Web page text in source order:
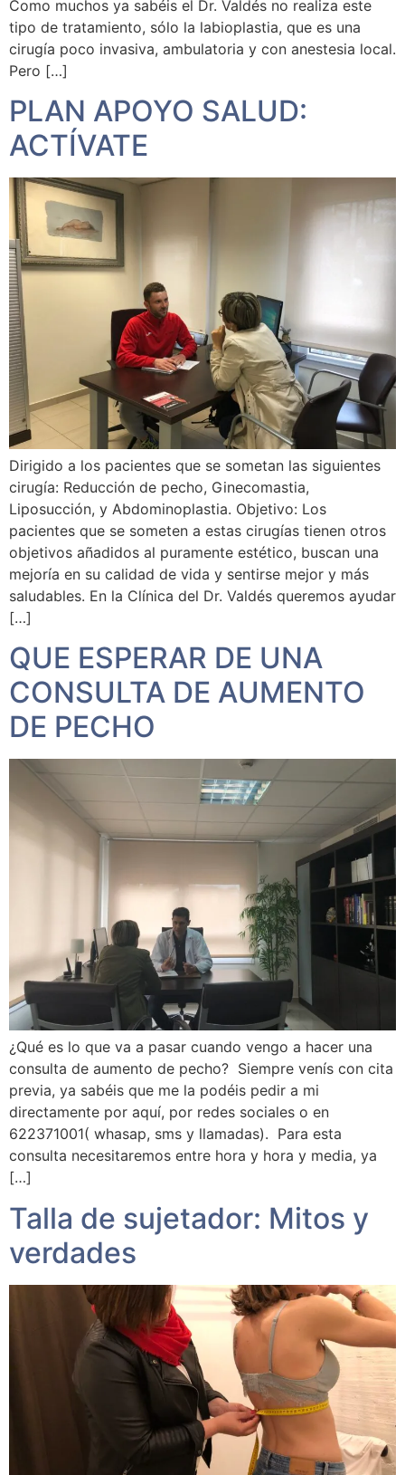
Como muchos ya sabéis el Dr. Valdés no realiza este
tipo de tratamiento, sólo la labioplastia, que es una
cirugía poco invasiva, ambulatoria y con anestesia local.
Pero […]
PLAN APOYO SALUD:
ACTÍVATE
Dirigido a los pacientes que se sometan las siguientes
cirugía: Reducción de pecho, Ginecomastia,
Liposucción, y Abdominoplastia. Objetivo: Los
pacientes que se someten a estas cirugías tienen otros
objetivos añadidos al puramente estético, buscan una
mejoría en su calidad de vida y sentirse mejor y más
saludables. En la Clínica del Dr. Valdés queremos ayudar
[…]
QUE ESPERAR DE UNA
CONSULTA DE AUMENTO
DE PECHO
¿Qué es lo que va a pasar cuando vengo a hacer una
consulta de aumento de pecho? Siempre venís con cita
previa, ya sabéis que me la podéis pedir a mi
directamente por aquí, por redes sociales o en
622371001( whasap, sms y llamadas). Para esta
consulta necesitaremos entre hora y hora y media, ya
[…]
Talla de sujetador: Mitos y
verdades